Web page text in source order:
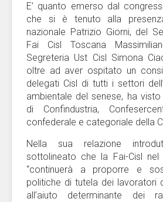
E’ quanto emerso dal
che si è tenuto alla
nazionale Patrizio Giorni, del
Fai Cisl Toscana
Segreteria Ust Cisl Simona
oltre ad aver ospitato un
delegati Cisl di tutti i settori
ambientale del senese, ha
di Confindustria,
confederale e categoriale della
Nella sua relazione
sottolineato che la Fai-Cisl nel
“continuerà a proporre e
politiche di tutela dei lavoratori
all’aiuto determinante dei